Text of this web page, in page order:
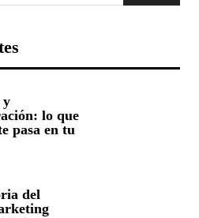
y
lo que
pasa en tu
del